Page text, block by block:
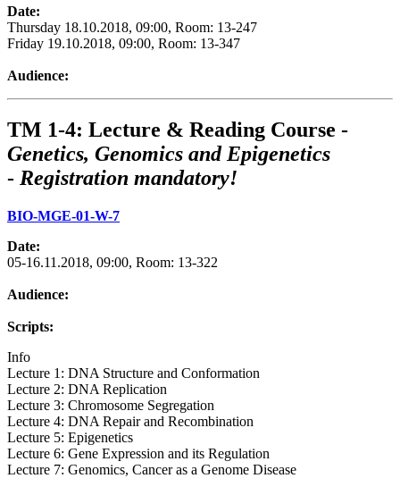
Date:
Thursday 18.10.2018, 09:00, Room: 13-247
Friday 19.10.2018, 09:00, Room: 13-347
Audience:
TM 1-4: Lecture & Reading Course -
Genetics, Genomics and Epigenetics
- Registration mandatory!
BIO-MGE-01-W-7
Date:
05-16.11.2018, 09:00, Room: 13-322
Audience:
Scripts:
Info
Lecture 1: DNA Structure and Conformation
Lecture 2: DNA Replication
Lecture 3: Chromosome Segregation
Lecture 4: DNA Repair and Recombination
Lecture 5: Epigenetics
Lecture 6: Gene Expression and its Regulation
Lecture 7: Genomics, Cancer as a Genome Disease